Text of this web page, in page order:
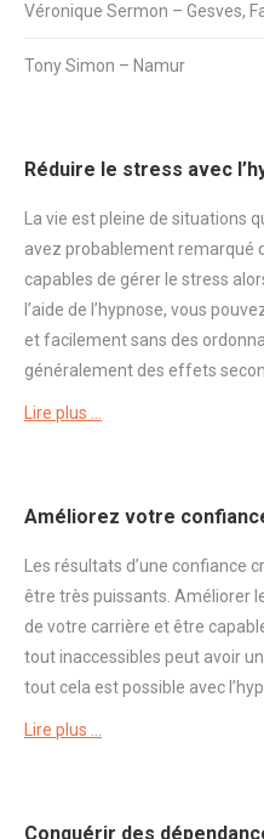
Véronique Sermon – Gesves,
Tony Simon – Namur
Réduire le stress avec
La vie est pleine de situations
avez probablement remarqué
capables de gérer le stress
l’aide de l’hypnose, vous
et facilement sans des
généralement des effets
Lire plus …
Améliorez votre
Les résultats d’une confiance
être très puissants. Améliorer
de votre carrière et être
tout inaccessibles peut avoir
tout cela est possible avec
Lire plus …
Conquérir des